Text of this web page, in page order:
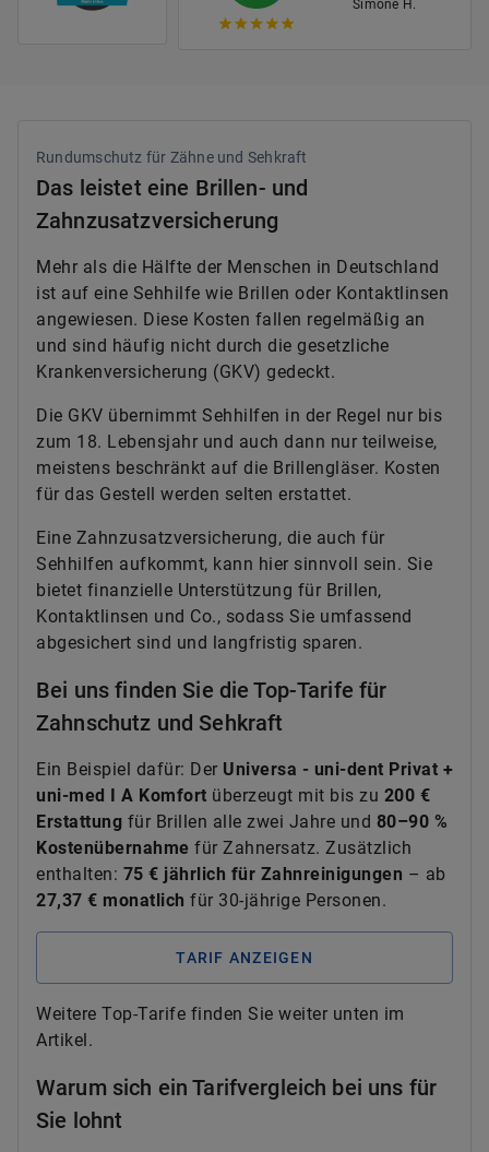
Simone H.
Rundumschutz für Zähne und Sehkraft
Das leistet eine Brillen- und
Zahnzusatzversicherung
Mehr als die Hälfte der Menschen in Deutschland
ist auf eine Sehhilfe wie Brillen oder Kontaktlinsen
angewiesen. Diese Kosten fallen regelmäßig an
und sind häufig nicht durch die gesetzliche
Krankenversicherung (GKV) gedeckt.
Die GKV übernimmt Sehhilfen in der Regel nur bis
zum 18. Lebensjahr und auch dann nur teilweise,
meistens beschränkt auf die Brillengläser. Kosten
für das Gestell werden selten erstattet.
Eine Zahnzusatzversicherung, die auch für
Sehhilfen aufkommt, kann hier sinnvoll sein. Sie
bietet finanzielle Unterstützung für Brillen,
Kontaktlinsen und Co., sodass Sie umfassend
abgesichert sind und langfristig sparen.
Bei uns finden Sie die Top-Tarife für
Zahnschutz und Sehkraft
Ein Beispiel dafür: Der Universa - uni-dent Privat +
uni-med I A Komfort überzeugt mit bis zu 200 €
Erstattung für Brillen alle zwei Jahre und 80–90 %
Kostenübernahme für Zahnersatz. Zusätzlich
enthalten: 75 € jährlich für Zahnreinigungen – ab
27,37 € monatlich für 30-jährige Personen.
TARIF ANZEIGEN
Weitere Top-Tarife finden Sie weiter unten im
Artikel.
Warum sich ein Tarifvergleich bei uns für
Sie lohnt